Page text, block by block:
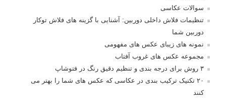
سوالات عکاسی
تنظیمات فلاش داخلی دوربین: آشنایی با گزینه های فلاش توکار
دوربین شما
نمونه های زیبای عکس های مفهومی
مجموعه عکس های غروب آفتاب
۳ روش برای درجه بندی و تنظیم دقیق رنگ در فتوشاپ
۲۰ تکنیک ترکیب بندی در عکاسی که عکس های شما را بهتر می
کنند